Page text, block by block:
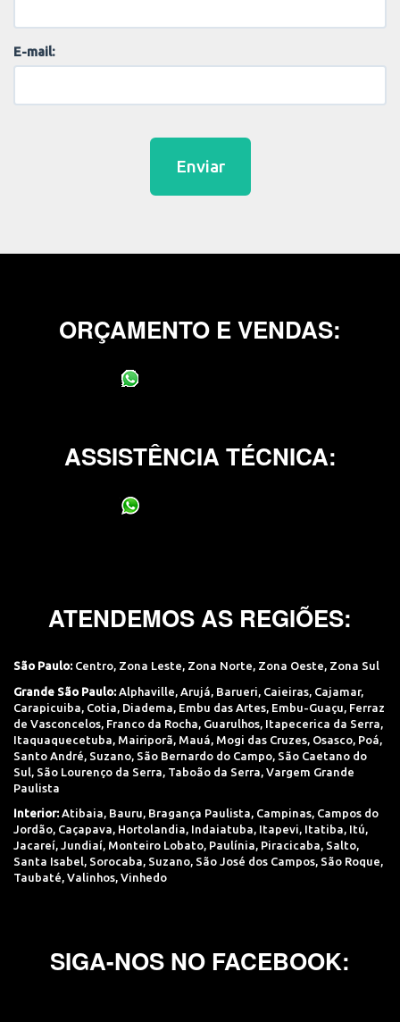
E-mail:
Enviar
ORÇAMENTO E VENDAS:
ASSISTÊNCIA TÉCNICA:
ATENDEMOS AS REGIÕES:
São Paulo: Centro, Zona Leste, Zona Norte, Zona Oeste, Zona Sul
Grande São Paulo: Alphaville Arujá Barueri Caieiras Cajamar,
Carapicuiba Cotia Diadema Embu das Artes Embu-Guaçu Ferraz
de Vasconcelos Franco da Rocha Guarulhos Itapecerica da Serra
Itaquaquecetuba Mairiporã Mauá Mogi das Cruzes Osasco Poá
Santo André Suzano São Bernardo do Campo São Caetano do
Sul São Lourenço da Serra Taboão da Serra Vargem Grande
Paulista
Interior: Atibaia, Bauru, Bragança Paulista, Campinas, Campos do
Jordão, Caçapava, Hortolandia, Indaiatuba, Itapevi, Itatiba, Itú,
Jacareí, Jundiaí, Monteiro Lobato, Paulínia, Piracicaba, Salto,
Santa Isabel, Sorocaba, Suzano, São José dos Campos, São Roque,
Taubaté, Valinhos, Vinhedo
SIGA-NOS NO FACEBOOK: